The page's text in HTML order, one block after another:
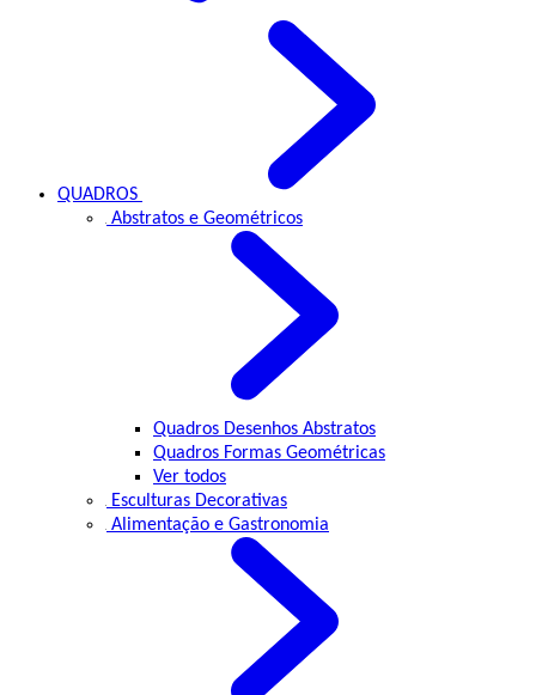
QUADROS
Abstratos e Geométricos
Quadros Desenhos Abstratos
Quadros Formas Geométricas
Ver todos
Esculturas Decorativas
Alimentação e Gastronomia